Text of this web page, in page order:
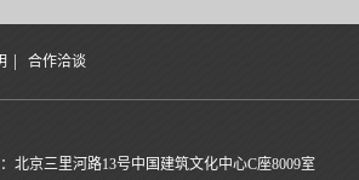
合作洽谈
北京三里河路13号中国建筑文化中心C座8009室